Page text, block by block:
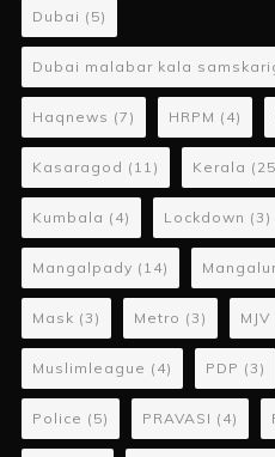
Dubai (5)
Dubai malabar kala
Haqnews (7) HRPM (4)
Kasaragod (11) Kerala
Kumbala (4) Lockdown (3)
Mangalpady (14)
Mask (3) Metro (3) MJV
Muslimleague (4) PDP (3)
Police (5) PRAVASI (4)